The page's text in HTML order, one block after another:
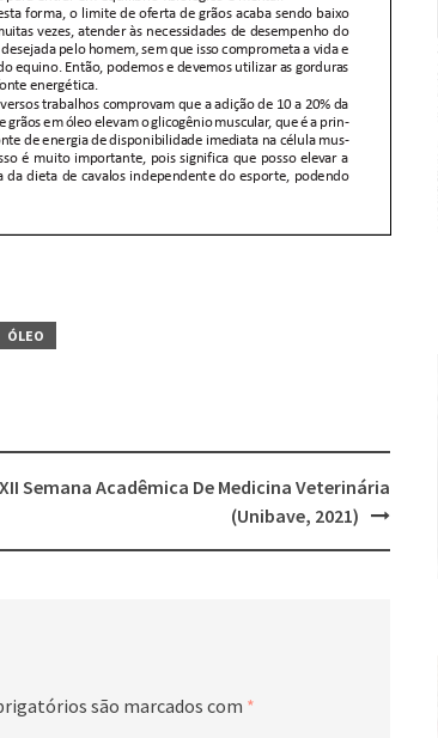
ÓLEO
XII Semana Acadêmica De Medicina Veterinária
(Unibave, 2021)
são marcados com *